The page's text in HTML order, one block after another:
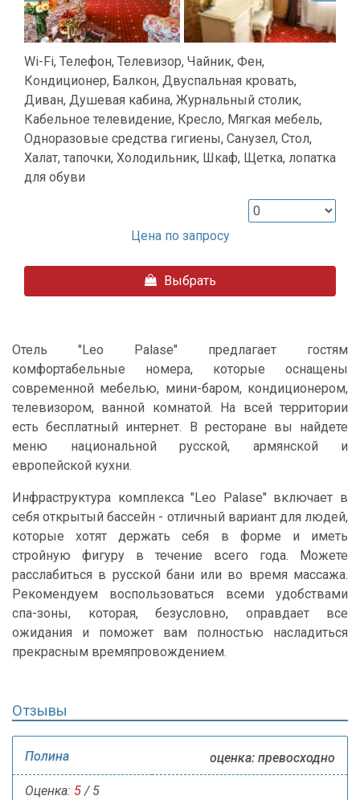
Wi-Fi, Телефон, Телевизор, Чайник, Фен,
Кондиционер, Балкон, Двуспальная кровать,
Диван, Душевая кабина, Журнальный столик,
Кабельное телевидение, Кресло, Мягкая мебель,
Одноразовые средства гигиены, Санузел, Стол,
Халат, тапочки, Холодильник, Шкаф, Щетка, лопатка
для обуви
Цена по запросу
Выбрать
Отель "Leo Palase" предлагает гостям
комфортабельные номера, которые оснащены
современной мебелью, мини-баром, кондиционером,
телевизором, ванной комнатой. На всей территории
есть бесплатный интернет. В ресторане вы найдете
меню национальной русской, армянской и
европейской кухни.
Инфраструктура комплекса "Leo Palase" включает в
себя открытый бассейн - отличный вариант для людей,
которые хотят держать себя в форме и иметь
стройную фигуру в течение всего года. Можете
расслабиться в русской бани или во время массажа.
Рекомендуем воспользоваться всеми удобствами
спа-зоны, которая, безусловно, оправдает все
ожидания и поможет вам полностью насладиться
прекрасным времяпровождением.
Отзывы
Полина оценка: превосходно
Оценка: 5 / 5